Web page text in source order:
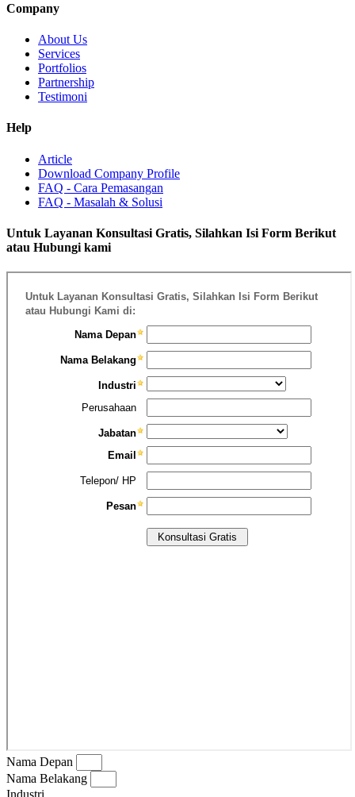
Company
About Us
Services
Portfolios
Partnership
Testimoni
Help
Article
Download Company Profile
FAQ - Cara Pemasangan
FAQ - Masalah & Solusi
Untuk Layanan Konsultasi Gratis, Silahkan Isi Form Berikut
atau Hubungi kami
Nama Depan
Nama Belakang